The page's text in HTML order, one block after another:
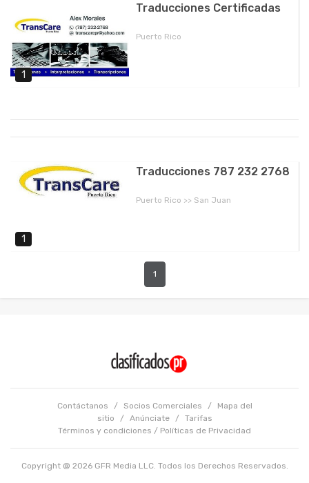
1
Traducciones Certificadas
Puerto Rico
1
Traducciones 787 232 2768
Puerto Rico >> San Juan
1
Contáctanos / Socios Comerciales /
Mapa del
sitio
/ Anúnciate /
Tarifas
Términos y condiciones / Políticas de Privacidad
Copyright @ 2026 GFR Media LLC. Todos los Derechos Reservados.